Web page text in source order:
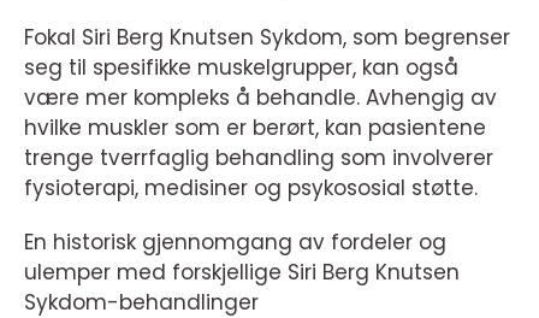
Fokal Siri Berg Knutsen Sykdom, som begrenser
seg til spesifikke muskelgrupper, kan også
være mer kompleks å behandle. Avhengig av
hvilke muskler som er berørt, kan pasientene
trenge tverrfaglig behandling som involverer
fysioterapi, medisiner og psykososial støtte.
En historisk gjennomgang av fordeler og
ulemper med forskjellige Siri Berg Knutsen
Sykdom-behandlinger